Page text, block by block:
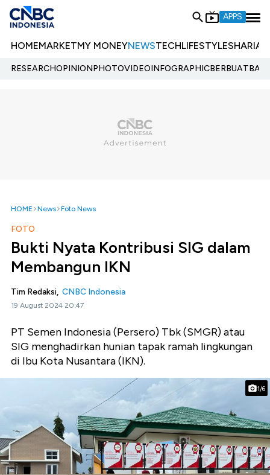
APPS
HOMEMARKETMY MONEYNEWSTECHLIFESTYLESHARIA
RESEARCHOPINIONPHOTOVIDEOINFOGRAPHIC
HOME News Foto News
FOTO
Bukti Nyata Kontribusi SIG dalam
Membangun IKN
Tim Redaksi, CNBC Indonesia
19 August 2024 20:47
PT Semen Indonesia (Persero) Tbk (SMGR) atau
SIG menghadirkan hunian tapak ramah lingkungan
di Ibu Kota Nusantara (IKN).
1/6